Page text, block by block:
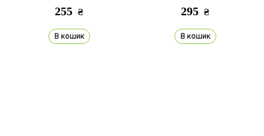
255 ₴
В кошик
295 ₴
В кошик